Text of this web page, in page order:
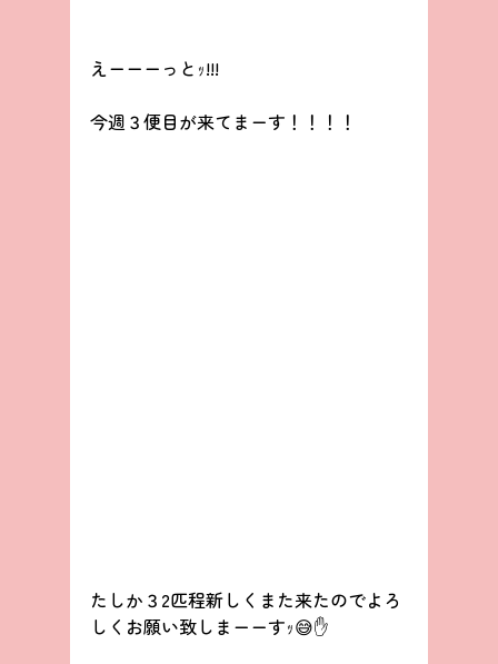
えーーーっとｯ!!!
今週３便目が来てまーす！！！！
たしか３2匹程新しくまた来たのでよろ
しくお願い致しまーーすｯ😅✋